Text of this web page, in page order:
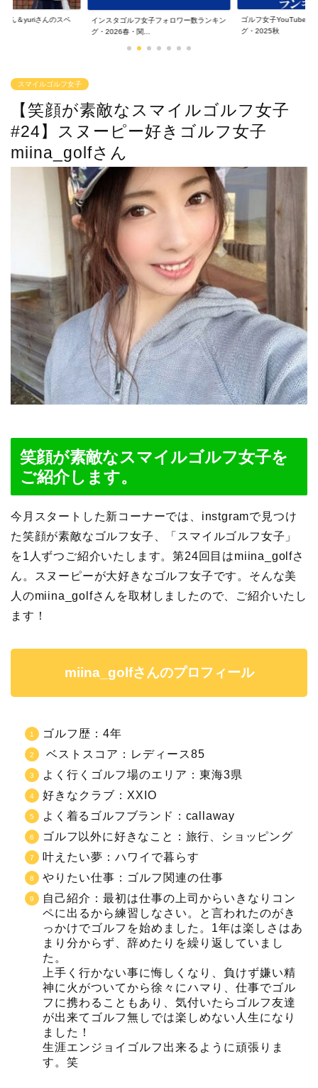
ん＆yuriさんのスペ
インスタゴルフ女子フォロワー数ランキン
グ・2026春・関...
ゴルフ女子YouTube登
グ・2025秋
スマイルゴルフ女子
【笑顔が素敵なスマイルゴルフ女子
#24】スヌーピー好きゴルフ女子
miina_golfさん
笑顔が素敵なスマイルゴルフ女子を
ご紹介します。
今月スタートした新コーナーでは、instgramで見つけ
た笑顔が素敵なゴルフ女子、「スマイルゴルフ女子」
を1人ずつご紹介いたします。第24回目はmiina_golfさ
ん。スヌーピーが大好きなゴルフ女子です。そんな美
人のmiina_golfさんを取材しましたので、ご紹介いたし
ます！
miina_golfさんのプロフィール
ゴルフ歴：4年
ベストスコア：レディース85
よく行くゴルフ場のエリア：東海3県
好きなクラブ：XXIO
よく着るゴルフブランド：callaway
ゴルフ以外に好きなこと：旅行、ショッピング
叶えたい夢：ハワイで暮らす
やりたい仕事：ゴルフ関連の仕事
自己紹介：最初は仕事の上司からいきなりコン
ペに出るから練習しなさい。と言われたのがき
っかけでゴルフを始めました。1年は楽しさはあ
まり分からず、辞めたりを繰り返していまし
た。
上手く行かない事に悔しくなり、負けず嫌い精
神に火がついてから徐々にハマり、仕事でゴル
フに携わることもあり、気付いたらゴルフ友達
が出来てゴルフ無しでは楽しめない人生になり
ました！
生涯エンジョイゴルフ出来るように頑張りま
す。笑